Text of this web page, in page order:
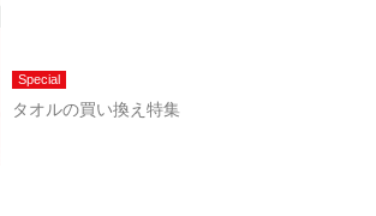
Special
タオルの買い換え特集